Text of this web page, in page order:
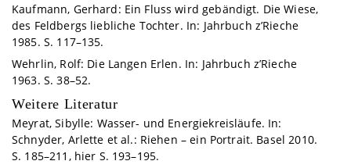
Kaufmann, Gerhard: Ein Fluss wird gebändigt. Die Wiese,
des Feldbergs liebliche Tochter. In: Jahrbuch z’Rieche
1985. S. 117–135.
Wehrlin, Rolf: Die Langen Erlen. In: Jahrbuch z’Rieche
1963. S. 38–52.
Weitere Literatur
Meyrat, Sibylle: Wasser- und Energiekreisläufe. In:
Schnyder, Arlette et al.: Riehen – ein Portrait. Basel 2010.
S. 185–211, hier S. 193–195.